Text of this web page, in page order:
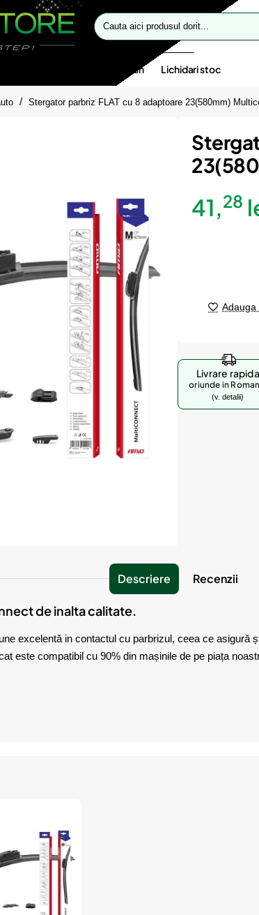
Cauta
aici
Oferte flash Lichidari stoc
Stergator parbriz FLAT cu 8 adaptoare 23(580mm)
41,28
Adauga
Livrare rapida
oriunde in
(v. detalii)
Descriere Recenzii
de inalta calitate.
excelentă in contactul cu parbrizul, ceea ce
este compatibil cu 90% din mașinile de pe piața